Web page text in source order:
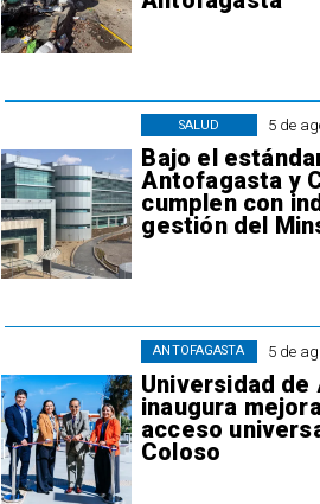
5 de
Bajo el
Antofagasta y
cumplen con
gestión del
SALUD
5 de
Universidad
inaugura
acceso
Coloso
ANTOFAGASTA